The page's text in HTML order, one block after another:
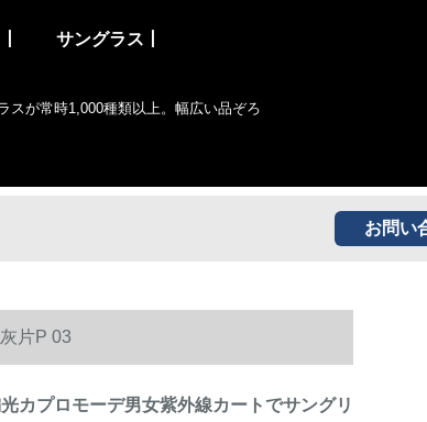
サングラス丨
スが常時1,000種類以上。幅広い品ぞろ
お問い
片P 03
カプロモーデ男女紫外線カートでサングリ